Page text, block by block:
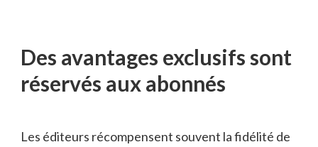
Des avantages exclusifs sont
réservés aux abonnés
Les éditeurs récompensent souvent la fidélité de